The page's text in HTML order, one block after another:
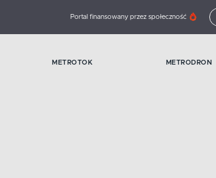
Portal finansowany przez społeczność
METROTOK METRODRON